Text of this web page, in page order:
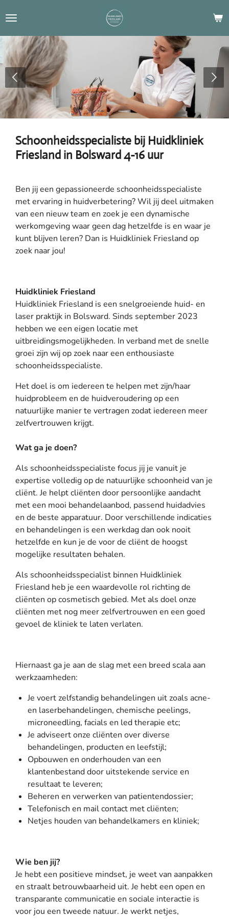
direct
naar
hoofdinhoud
Schoonheidsspecialiste bij Huidkliniek
Friesland in Bolsward 4-16 uur
Ben jij een gepassioneerde schoonheidsspecialiste
met ervaring in huidverbetering? Wil jij deel uitmaken
van een nieuw team en zoek je een dynamische
werkomgeving waar geen dag hetzelfde is en waar je
kunt blijven leren? Dan is Huidkliniek Friesland op
zoek naar jou!
Huidkliniek Friesland
Huidkliniek Friesland is een snelgroeiende huid- en
laser praktijk in Bolsward. Sinds september 2023
hebben we een eigen locatie met
uitbreidingsmogelijkheden. In verband met de snelle
groei zijn wij op zoek naar een enthousiaste
schoonheidsspecialiste.
Het doel is om iedereen te helpen met zijn/haar
huidprobleem en de huidveroudering op een
natuurlijke manier te vertragen zodat iedereen meer
zelfvertrouwen krijgt.
Wat ga je doen?
Als schoonheidsspecialiste focus jij je vanuit je
expertise volledig op de natuurlijke schoonheid van je
cliënt. Je helpt cliënten door persoonlijke aandacht
met een mooi behandelaanbod, passend huidadvies
en de beste apparatuur. Door verschillende indicaties
en behandelingen is een werkdag dan ook nooit
hetzelfde en kun je de voor de cliënt de hoogst
mogelijke resultaten behalen.
Als schoonheidsspecialist binnen Huidkliniek
Friesland heb je een waardevolle rol richting de
cliënten op cosmetisch gebied. Met als doel onze
cliënten met nog meer zelfvertrouwen en een goed
gevoel de kliniek te laten verlaten.
Hiernaast ga je aan de slag met een breed scala aan
werkzaamheden:
Je voert zelfstandig behandelingen uit zoals acne-
en laserbehandelingen, chemische peelings,
microneedling, facials en led therapie etc;
Je adviseert onze cliënten over diverse
behandelingen, producten en leefstijl;
Opbouwen en onderhouden van een
klantenbestand door uitstekende service en
resultaat te leveren;
Beheren en verwerken van patientendossier;
Telefonisch en mail contact met cliënten;
Netjes houden van behandelkamers en kliniek;
Wie ben jij?
Je hebt een positieve mindset, je weet van aanpakken
en straalt betrouwbaarheid uit. Je hebt een open en
transparante communicatie en sociale interactie is
voor jou een tweede natuur. Je werkt netjes,